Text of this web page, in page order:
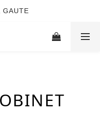
GAUTE
GAUTE
購物金